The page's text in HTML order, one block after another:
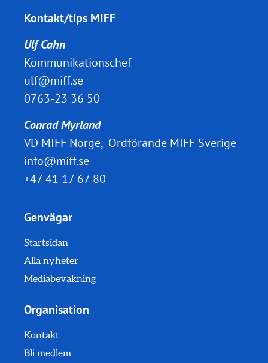
Kontakt/tips MIFF
Ulf Cahn
Kommunikationschef
ulf@miff.se
0763-23 36 50
Conrad Myrland
VD MIFF Norge, Ordförande MIFF Sverige
info@miff.se
+47 41 17 67 80
Genvägar
Startsidan
Alla nyheter
Mediabevakning
Organisation
Kontakt
Bli medlem